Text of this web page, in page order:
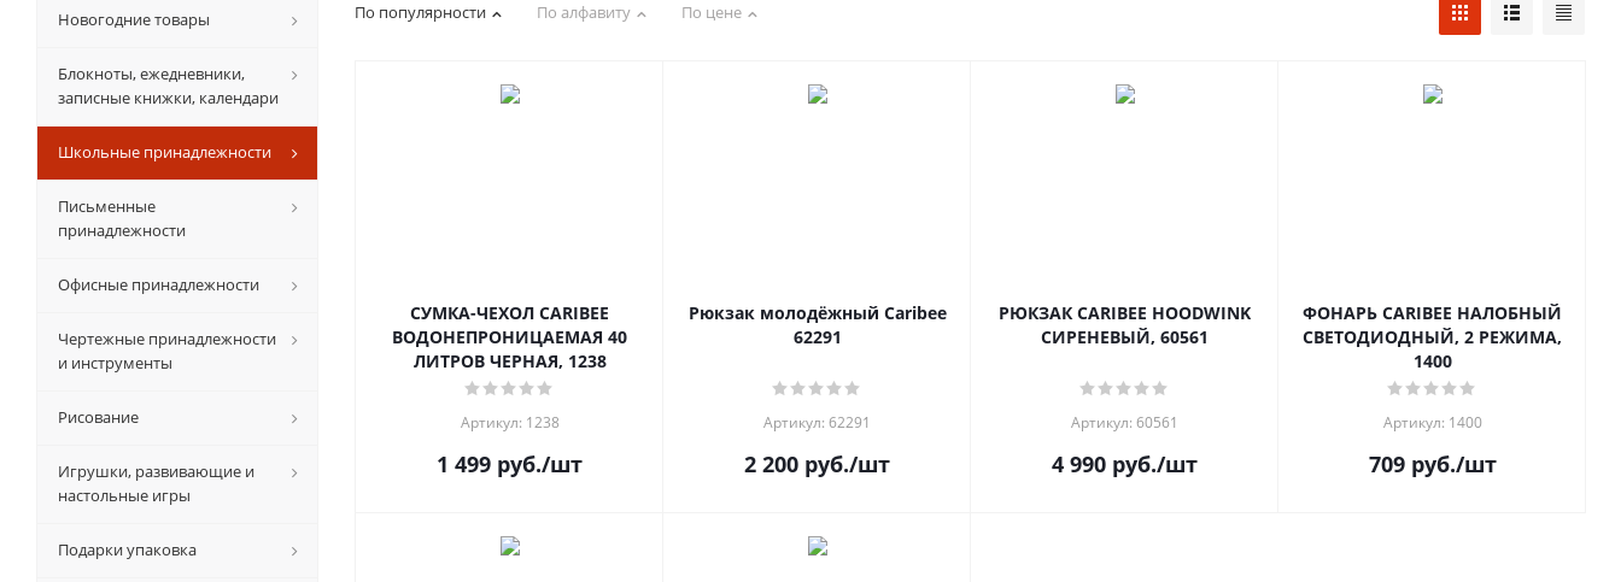
По популярности По алфавиту По цене
СУМКА-ЧЕХОЛ CARIBEE
ВОДОНЕПРОНИЦАЕМАЯ 40
ЛИТРОВ ЧЕРНАЯ, 1238
Артикул: 1238
1 499 руб./шт
Рюкзак молодёжный Caribee
62291
Артикул: 62291
2 200 руб./шт
РЮКЗАК CARIBEE HOODWINK
СИРЕНЕВЫЙ, 60561
Артикул: 60561
4 990 руб./шт
ФОНАРЬ CARIBEE НАЛОБНЫЙ
СВЕТОДИОДНЫЙ, 2 РЕЖИМА,
1400
Артикул: 1400
709руб./шт
Новогодние товары
Блокноты, ежедневники,
записные книжки, календари
Школьные принадлежности
Письменные
принадлежности
Офисные принадлежности
Чертежные принадлежности
и инструменты
Рисование
Игрушки, развивающие и
настольные игры
Подарки упаковка